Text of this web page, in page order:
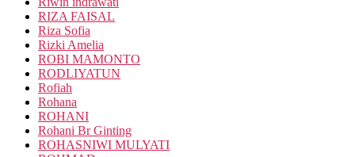
RIZA FAISAL
Riza Sofia
Rizki Amelia
ROBI MAMONTO
RODLIYATUN
Rofiah
Rohana
ROHANI
Rohani Br Ginting
ROHASNIWI MULYATI